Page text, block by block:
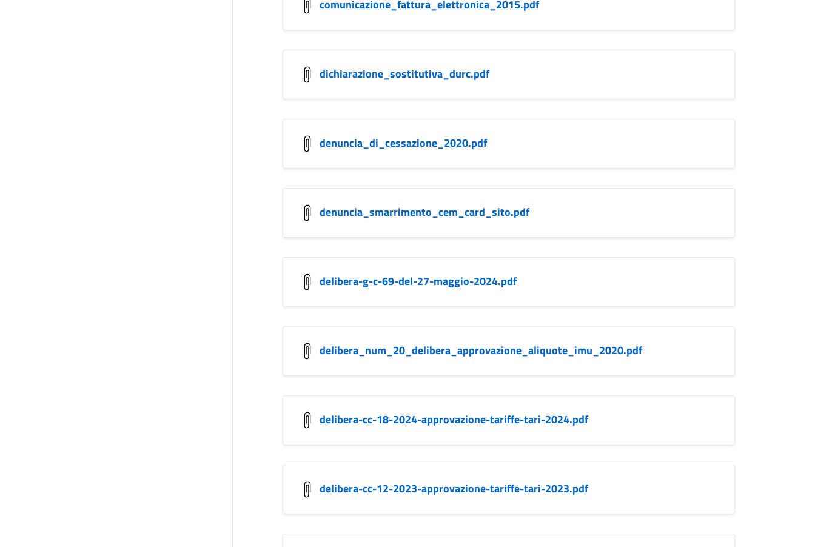
comunicazione_fattura_elettronica_2015.pdf
dichiarazione_sostitutiva_durc.pdf
denuncia_di_cessazione_2020.pdf
denuncia_smarrimento_cem_card_sito.pdf
delibera-g-c-69-del-27-maggio-2024.pdf
delibera_num_20_delibera_approvazione_aliquote_imu_2020.pdf
delibera-cc-18-2024-approvazione-tariffe-tari-2024.pdf
delibera-cc-12-2023-approvazione-tariffe-tari-2023.pdf